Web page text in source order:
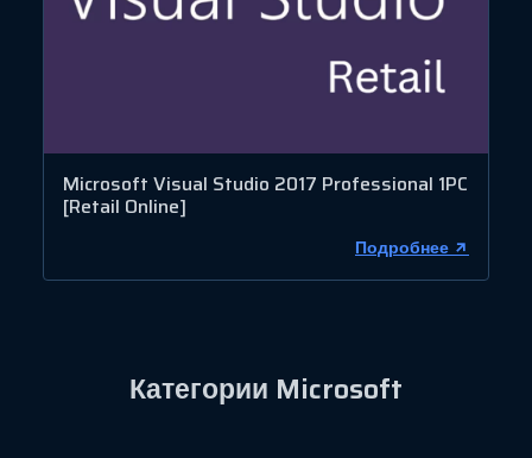
Microsoft Visual Studio 2017 Professional 1PC
[Retail Online]
Подробнее
Категории Microsoft